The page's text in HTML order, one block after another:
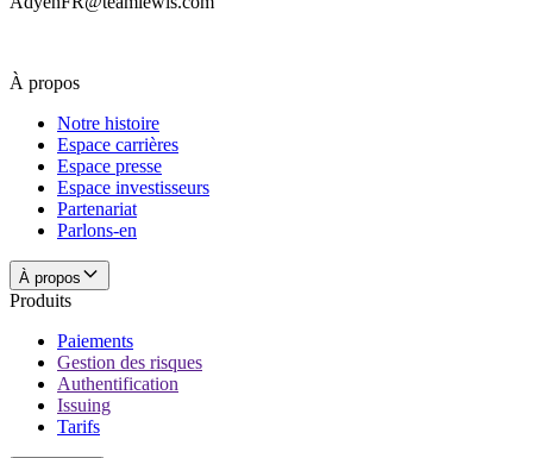
À propos
Notre histoire
Espace carrières
Espace presse
Espace investisseurs
Partenariat
Parlons-en
À propos
Produits
Paiements
Gestion des risques
Authentification
Issuing
Tarifs